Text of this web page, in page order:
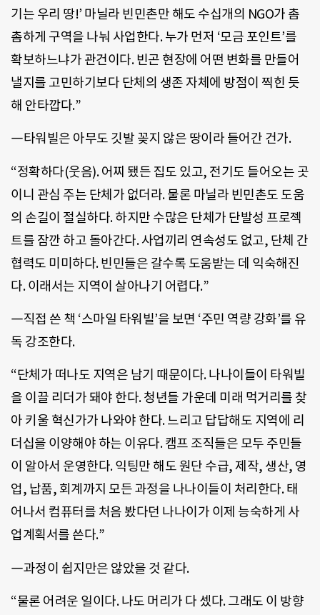
기는 우리 땅!’ 마닐라 빈민촌만 해도 수십개의 NGO가 촘
촘하게 구역을 나눠 사업한다. 누가 먼저 ‘모금 포인트’를
확보하느냐가 관건이다. 빈곤 현장에 어떤 변화를 만들어
낼지를 고민하기보다 단체의 생존 자체에 방점이 찍힌 듯
해 안타깝다.”
―타워빌은 아무도 깃발 꽂지 않은 땅이라 들어간 건가.
“정확하다(웃음). 어찌 됐든 집도 있고, 전기도 들어오는 곳
이니 관심 주는 단체가 없더라. 물론 마닐라 빈민촌도 도움
의 손길이 절실하다. 하지만 수많은 단체가 단발성 프로젝
트를 잠깐 하고 돌아간다. 사업끼리 연속성도 없고, 단체 간
협력도 미미하다. 빈민들은 갈수록 도움받는 데 익숙해진
다. 이래서는 지역이 살아나기 어렵다.”
―직접 쓴 책 ‘스마일 타워빌’을 보면 ‘주민 역량 강화’를 유
독 강조한다.
“단체가 떠나도 지역은 남기 때문이다. 나나이들이 타워빌
을 이끌 리더가 돼야 한다. 청년들 가운데 미래 먹거리를 찾
아 키울 혁신가가 나와야 한다. 느리고 답답해도 지역에 리
더십을 이양해야 하는 이유다. 캠프 조직들은 모두 주민들
이 알아서 운영한다. 익팅만 해도 원단 수급, 제작, 생산, 영
업, 납품, 회계까지 모든 과정을 나나이들이 처리한다. 태
어나서 컴퓨터를 처음 봤다던 나나이가 이제 능숙하게 사
업계획서를 쓴다.”
―과정이 쉽지만은 않았을 것 같다.
“물론 어려운 일이다. 나도 머리가 다 셌다. 그래도 이 방향